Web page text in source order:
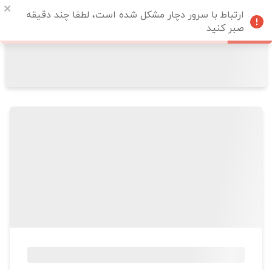
ارتباط با سرور دچار مشکل شده است، لطفا چند دقیقه
صبر کنید